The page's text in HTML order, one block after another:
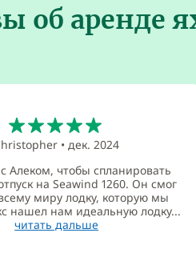
об аренде
• дек. 2024
Алеком, чтобы спланировать
на Seawind 1260. Он смог
миру лодку, которую мы
нашел нам идеальную лодку...
читать дальше